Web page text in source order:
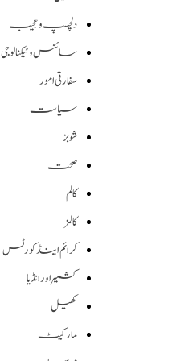
دلچسپ و عجیب
سائنس وٹیکنالوجی
سفارتی امور
سیاست
شوبز
صحت
کالم
کالمز
کرائم اینڈ کورٹس
کشمیر اور انڈیا
کھیل
مارکیٹ